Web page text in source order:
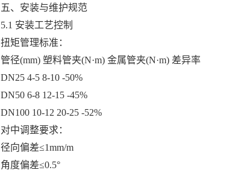
五、安装与维护规范
5.1 安装工艺控制
扭矩管理标准：
管径(mm) 塑料管夹(N·m) 金属管夹(N·m) 差异率
DN25 4-5 8-10 -50%
DN50 6-8 12-15 -45%
DN100 10-12 20-25 -52%
对中调整要求：
径向偏差≤1mm/m
角度偏差≤0.5°